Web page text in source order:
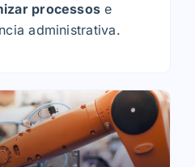
processos e
administrativa.